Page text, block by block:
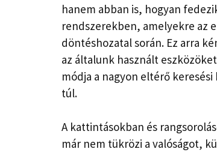
hanem abban is, hogyan
rendszerekben, amelyekre az
döntéshozatal során. Ez arra
az általunk használt
módja a nagyon eltérő
túl.
A kattintásokban és
már nem tükrözi a valóságot,